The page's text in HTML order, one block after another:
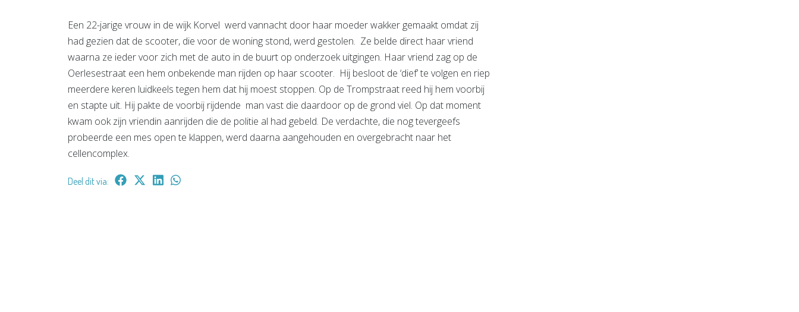
Een 22-jarige vrouw in de wijk Korvel werd vannacht door haar moeder wakker gemaakt omdat zij
had gezien dat de scooter, die voor de woning stond, werd gestolen. Ze belde direct haar vriend
waarna ze ieder voor zich met de auto in de buurt op onderzoek uitgingen. Haar vriend zag op de
Oerlesestraat een hem onbekende man rijden op haar scooter. Hij besloot de ‘dief’ te volgen en riep
meerdere keren luidkeels tegen hem dat hij moest stoppen. Op de Trompstraat reed hij hem voorbij
en stapte uit. Hij pakte de voorbij rijdende man vast die daardoor op de grond viel. Op dat moment
kwam ook zijn vriendin aanrijden die de politie al had gebeld. De verdachte, die nog tevergeefs
probeerde een mes open te klappen, werd daarna aangehouden en overgebracht naar het
cellencomplex.
Deel dit via: